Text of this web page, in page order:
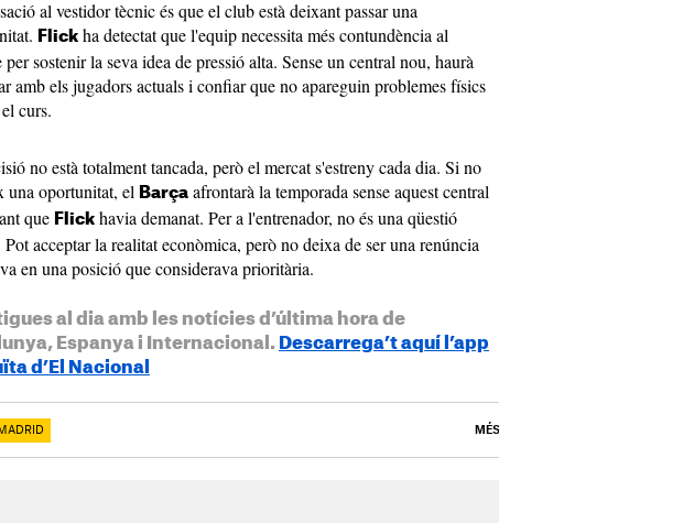
al vestidor tècnic és que el club està deixant passar una
Flick ha detectat que l'equip necessita més contundència al
per sostenir la seva idea de pressió alta. Sense un central nou, haurà
amb els jugadors actuals i confiar que no apareguin problemes físics
curs.
no està totalment tancada, però el mercat s'estreny cada dia. Si no
una oportunitat, el
Barça afrontarà la temporada sense aquest central
que Flick havia demanat. Per a l'entrenador, no és una qüestió
Pot acceptar la realitat econòmica, però no deixa de ser una renúncia
en una posició que considerava prioritària.
al dia amb les notícies d’última hora de
Espanya i Internacional. Descarrega’t aquí l’app
d’El Nacional
MÉS